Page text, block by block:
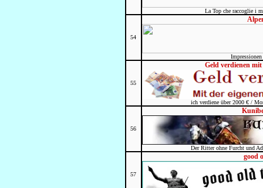
La Top che raccoglie i
54
55
Geld verdienen
ich verdiene über 2000 € /
56
Der Ritter ohne Furcht und
57
good